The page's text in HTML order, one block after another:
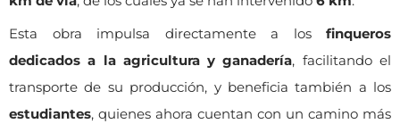
Esta obra impulsa directamente a los finqueros
dedicados a la agricultura y ganadería, facilitando el
transporte de su producción, y beneficia también a los
estudiantes, quienes ahora cuentan con un camino más